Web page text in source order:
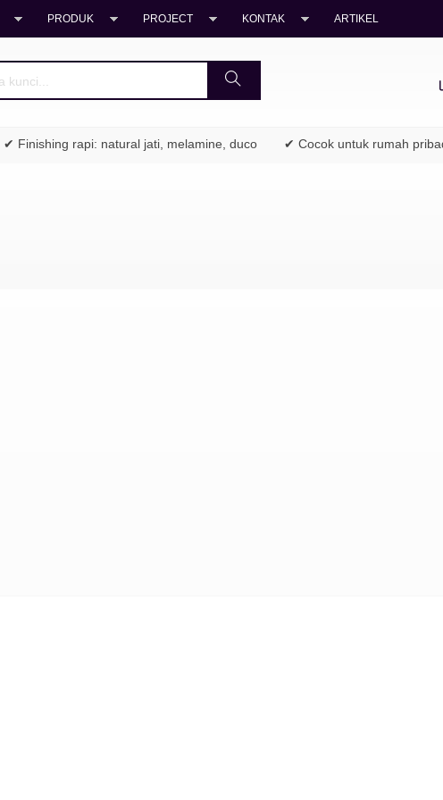
PRODUK PROJECT KONTAK ARTIKEL
✔ Finishing rapi: natural jati, melamine, duco ✔ Cocok untuk rumah